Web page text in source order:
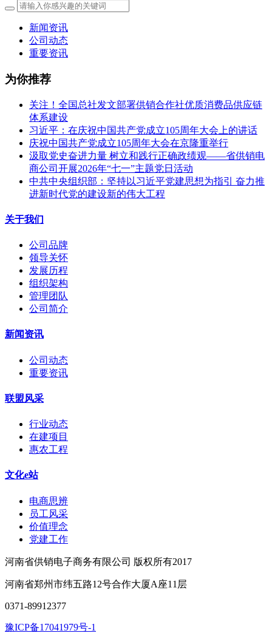
新闻资讯
公司动态
重要资讯
为你推荐
关注！全国总社发文部署供销合作社优质消费品供应链
体系建设
习近平：在庆祝中国共产党成立105周年大会上的讲话
庆祝中国共产党成立105周年大会在京隆重举行
汲取党史奋进力量 树立和践行正确政绩观——省供销电
商公司开展2026年“七一”主题党日活动
中共中央组织部：坚持以习近平党建思想为指引 奋力推
进新时代党的建设新的伟大工程
关于我们
公司品牌
领导关怀
发展历程
组织架构
管理团队
公司简介
新闻资讯
公司动态
重要资讯
联盟风采
行业动态
在建项目
惠农工程
文化e站
电商思辨
员工风采
价值理念
党建工作
河南省供销电子商务有限公司 版权所有2017
河南省郑州市纬五路12号合作大厦A座11层
0371-89912377
豫ICP备17041979号-1